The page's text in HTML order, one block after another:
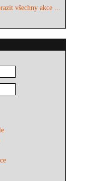
všechny akce ...